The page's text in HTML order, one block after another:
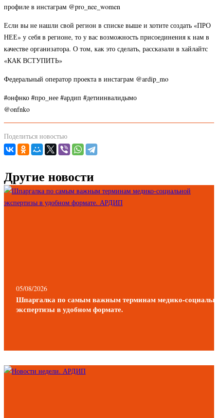
профиле в инстаграм @pro_nee_women
Если вы не нашли свой регион в списке выше и хотите создать «ПРО
НЕЕ» у себя в регионе, то у вас возможность присоединения к нам в
качестве организатора. О том, как это сделать, рассказали в хайлайтс
«КАК ВСТУПИТЬ»
Федеральный оператор проекта в инстаграм @ardip_mo
#онфнко #про_нее #ардип #детиинвалидымо
@onfnko
Поделиться новостью
Другие новости
05/08/2026
Шпаргалка по самым важным терминам медико-
экспертизы в удобном формате.